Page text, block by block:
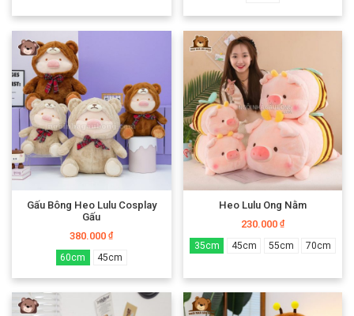
Gấu Bông Heo Lulu Cosplay
Gấu
380.000₫
60cm 45cm
Heo Lulu Ong Nằm
230.000 ₫
35cm 45cm 55cm 70cm